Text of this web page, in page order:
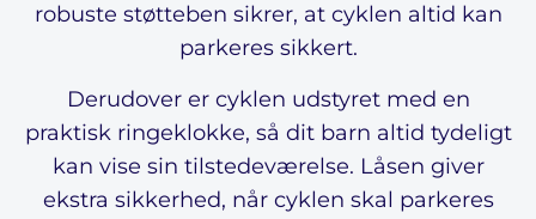
robuste støtteben sikrer, at cyklen altid kan
parkeres sikkert.
Derudover er cyklen udstyret med en
praktisk ringeklokke, så dit barn altid tydeligt
kan vise sin tilstedeværelse. Låsen giver
ekstra sikkerhed, når cyklen skal parkeres